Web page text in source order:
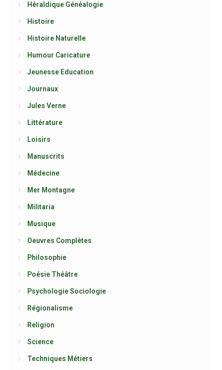
Héraldique Généalogie
Histoire
Histoire Naturelle
Humour Caricature
Jeunesse Education
Journaux
Jules Verne
Littérature
Loisirs
Manuscrits
Médecine
Mer Montagne
Militaria
Musique
Oeuvres Complètes
Philosophie
Poésie Théâtre
Psychologie Sociologie
Régionalisme
Religion
Science
Techniques Métiers